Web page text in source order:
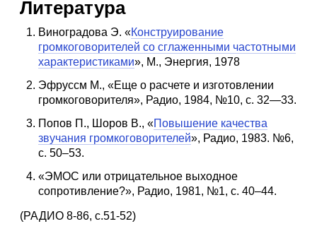
Литература
Виноградова Э. «Конструирование
громкоговорителей со сглаженными частотными
характеристиками», М., Энергия, 1978
Эфруссм М., «Еще о расчете и изготовлении
громкоговорителя», Радио, 1984, №10, с. 32—33.
Попов П., Шоров В., «Повышение качества
звучания громкоговорителей», Радио, 1983. №6,
с. 50–53.
«ЭМОС или отрицательное выходное
сопротивление?», Радио, 1981, №1, с. 40–44.
(РАДИО 8-86, с.51-52)